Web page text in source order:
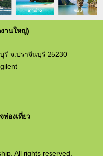
งานใหญ่)
รี จ.ปราจีนบุรี 25230
ท่องเที่ยว
All rights reserved.